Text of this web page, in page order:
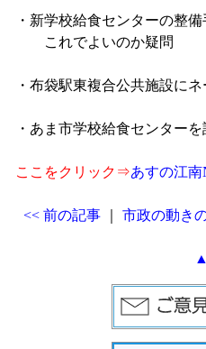
・新学校給食センターの整
これでよいのか疑問
・布袋駅東複合公共施設に
・あま市学校給食センターを
ここをクリック⇒あすの江南
<< 前の記事 市政の動き